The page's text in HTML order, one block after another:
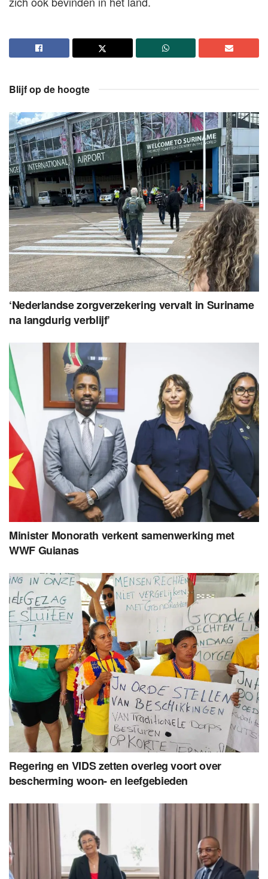
Blijf op de hoogte
‘Nederlandse zorgverzekering vervalt in Suriname
na langdurig verblijf’
Minister Monorath verkent samenwerking met
WWF Guianas
Regering en VIDS zetten overleg voort over
bescherming woon- en leefgebieden